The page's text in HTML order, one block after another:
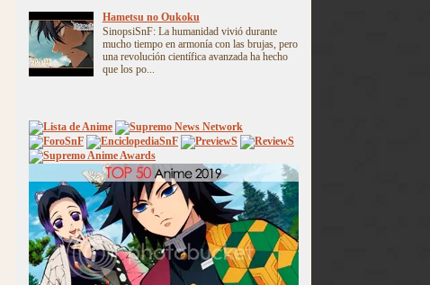
Hametsu no Oukoku
SinopsiSnF: La humanidad vivió durante
mucho tiempo en armonía con las brujas, pero
una revolución científica avanzada ha hecho
que los po...